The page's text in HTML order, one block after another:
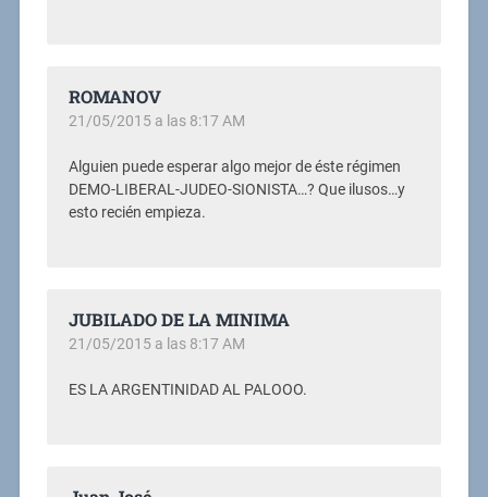
ROMANOV
21/05/2015 a las 8:17 AM
Alguien puede esperar algo mejor de éste régimen
DEMO-LIBERAL-JUDEO-SIONISTA…? Que ilusos…y
esto recién empieza.
JUBILADO DE LA MINIMA
21/05/2015 a las 8:17 AM
ES LA ARGENTINIDAD AL PALOOO.